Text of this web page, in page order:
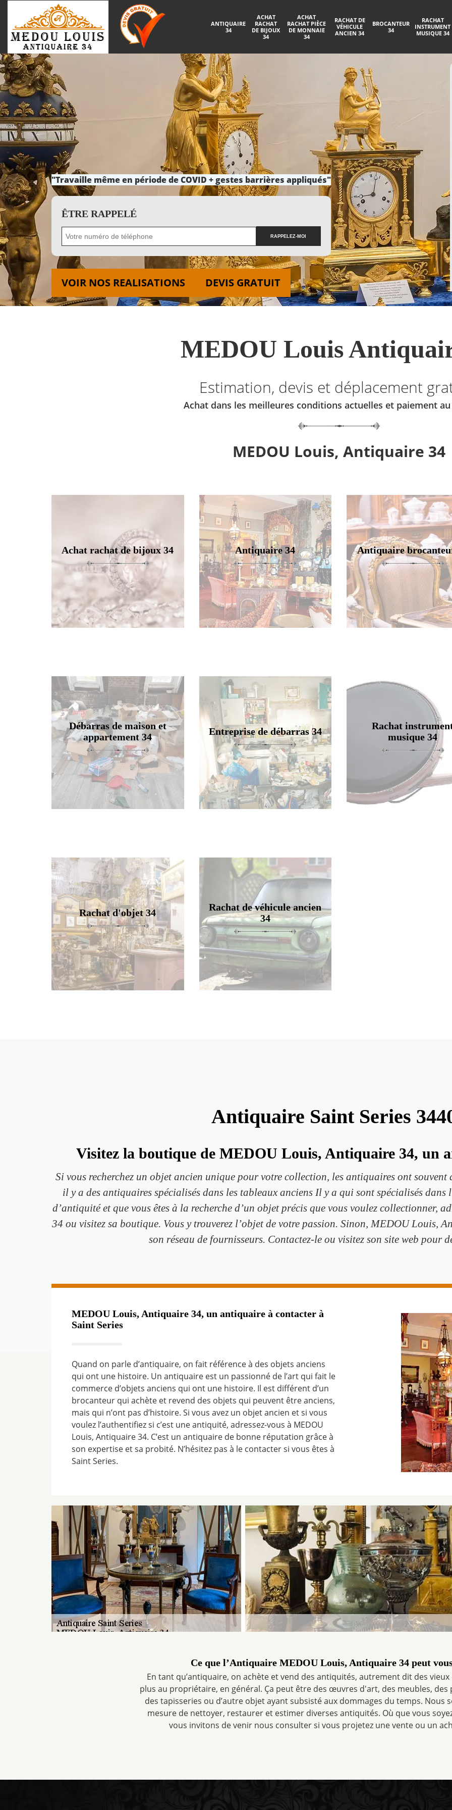
ANTIQUAIRE
34
ACHAT
RACHAT
DE BIJOUX
34
ACHAT
RACHAT PIÈCE
DE MONNAIE
34
RACHAT DE
VÉHICULE
ANCIEN 34
BROCANTEUR
34
RACHAT
INSTRUMENT
MUSIQUE 34
"Travaille même en période de COVID + gestes barrières appliqués"
ÊTRE RAPPELÉ
VOIR NOS REALISATIONS DEVIS GRATUIT
MEDOU Louis
Estimation, devis et déplacement
Achat dans les meilleures conditions actuelles et paiement
MEDOU Louis, Antiquaire 34
Achat rachat de bijoux 34 Antiquaire 34 Antiquaire
Débarras de maison et
appartement 34
Entreprise de débarras 34
Rachat
musique 34
Rachat d'objet 34
Rachat de véhicule ancien
34
Antiquaire Saint Series
Visitez la boutique de MEDOU Louis, Antiquaire 34, un
Si vous recherchez un objet ancien unique pour votre collection, les antiquaires ont souvent
il y a des antiquaires spécialisés dans les tableaux anciens Il y a qui sont spécialisés dans
d’antiquité et que vous êtes à la recherche d’un objet précis que vous voulez collectionner,
34 ou visitez sa boutique. Vous y trouverez l’objet de votre passion. Sinon, MEDOU Louis,
son réseau de fournisseurs. Contactez-le ou visitez son site web pour
MEDOU Louis, Antiquaire 34, un antiquaire à contacter à
Saint Series
Quand on parle d’antiquaire, on fait référence à des objets anciens
qui ont une histoire. Un antiquaire est un passionné de l’art qui fait le
commerce d’objets anciens qui ont une histoire. Il est différent d’un
brocanteur qui achète et revend des objets qui peuvent être anciens,
mais qui n’ont pas d’histoire. Si vous avez un objet ancien et si vous
voulez l’authentifiez si c’est une antiquité, adressez-vous à MEDOU
Louis, Antiquaire 34. C’est un antiquaire de bonne réputation grâce à
son expertise et sa probité. N’hésitez pas à le contacter si vous êtes à
Saint Series.
Ce que l’Antiquaire MEDOU Louis, Antiquaire 34 peut
En tant qu’antiquaire, on achète et vend des antiquités, autrement dit des
plus au propriétaire, en général. Ça peut être des œuvres d'art, des meubles,
des tapisseries ou d’autre objet ayant subsisté aux dommages du temps. Nous
mesure de nettoyer, restaurer et estimer diverses antiquités. Où que vous
vous invitons de venir nous consulter si vous projetez une vente ou un